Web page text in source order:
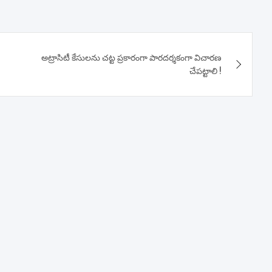
అట్రాసిటీ కేసులను చట్ట ప్రకారంగా పారదర్శకంగా విచారణ
చేపట్టాలి !